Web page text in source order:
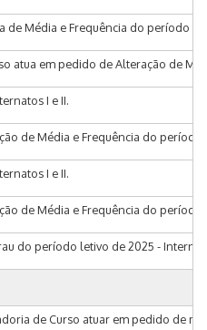
Média e Frequência do período
atua em pedido de Alteração de
I e II.
de Média e Frequência do período
I e II.
de Média e Frequência do período
do período letivo de 2025 -
de Curso atuar em pedido de